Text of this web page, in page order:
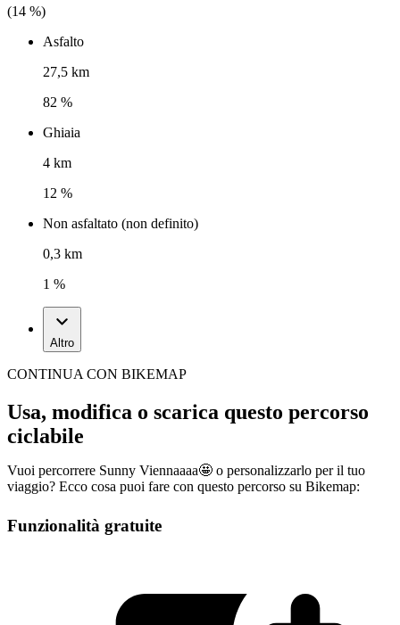
(14 %)
Asfalto
27,5 km
82 %
Ghiaia
4 km
12 %
Non asfaltato (non definito)
0,3 km
1 %
Altro
CONTINUA CON BIKEMAP
Usa, modifica o scarica questo percorso
ciclabile
Vuoi percorrere Sunny Viennaaaa🤩 o personalizzarlo per il tuo
viaggio? Ecco cosa puoi fare con questo percorso su Bikemap:
Funzionalità gratuite